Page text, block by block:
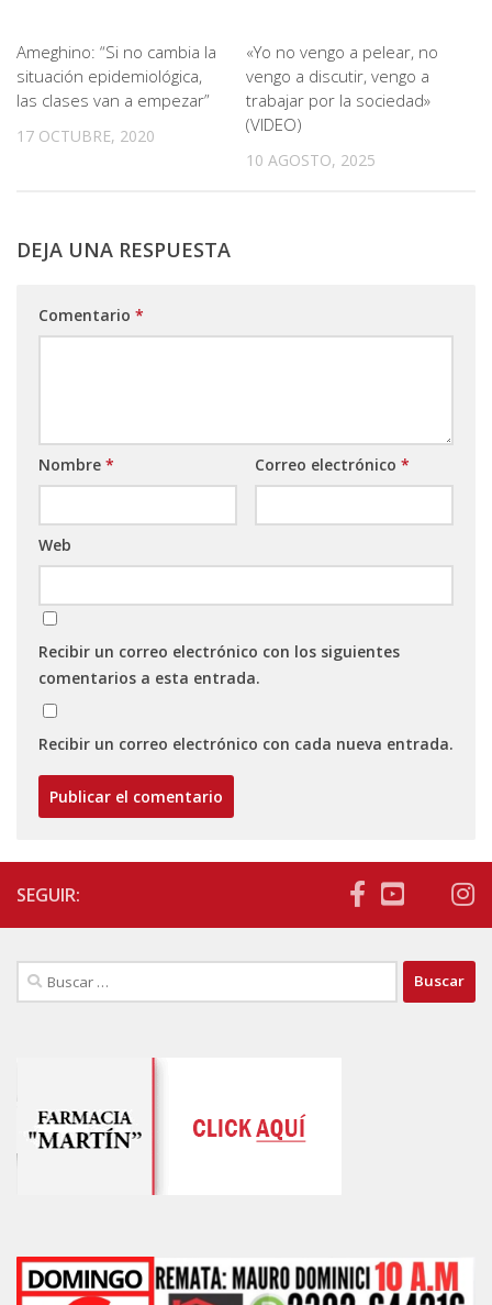
Ameghino: “Si no cambia la
situación epidemiológica,
las clases van a empezar”
17 OCTUBRE, 2020
«Yo no vengo a pelear, no
vengo a discutir, vengo a
trabajar por la sociedad»
(VIDEO)
10 AGOSTO, 2025
DEJA UNA RESPUESTA
Comentario *
Nombre * Correo electrónico *
Web
Recibir un correo electrónico con los siguientes
comentarios a esta entrada.
Recibir un correo electrónico con cada nueva entrada.
SEGUIR:
Buscar: